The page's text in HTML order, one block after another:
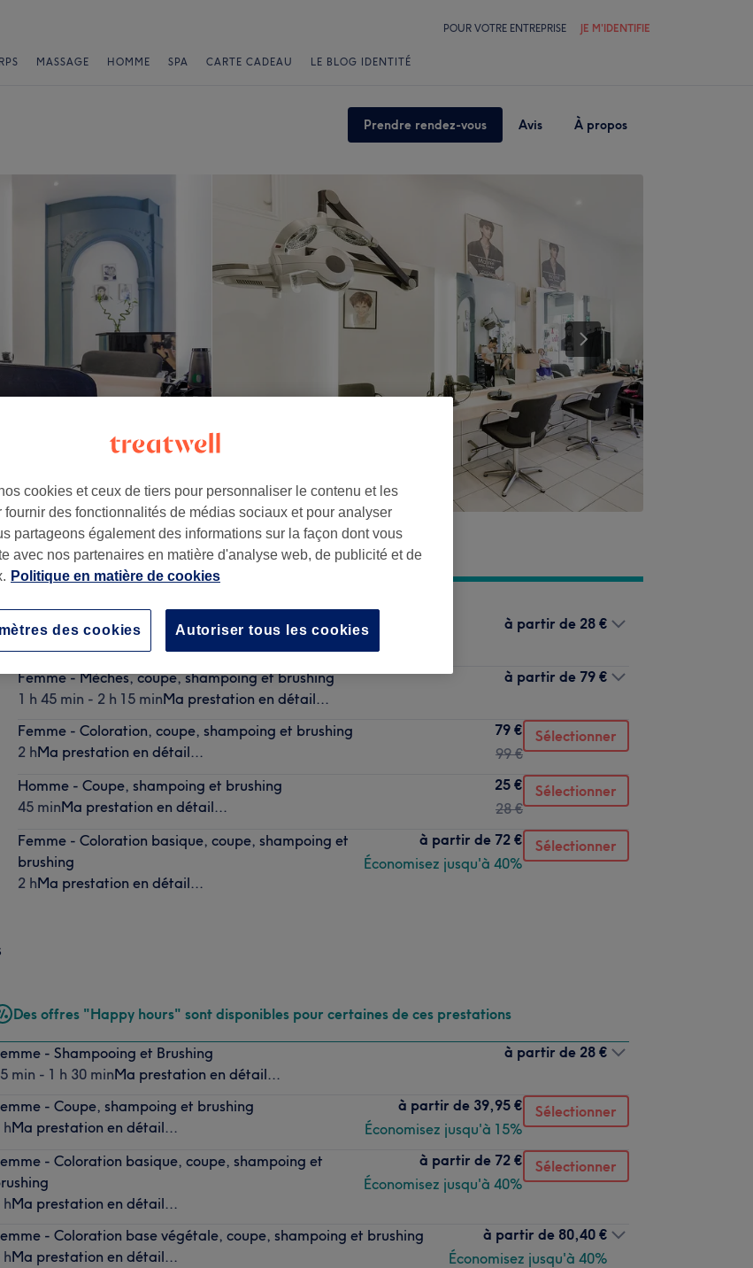
POUR VOTRE ENTREPRISE JE M'IDENTIFIE
MASSAGE HOMME SPA CARTE CADEAU LE BLOG IDENTITÉ
Prendre rendez-vous Avis À propos
Femme - Shampooing et Brushing
à partir de 28 €
Femme - Mèches, coupe, shampoing et brushing
1 h 45 min - 2 h 15 minMa prestation en détail...
à partir de 79 €
Femme - Coloration, coupe, shampoing et brushing
2 hMa prestation en détail...
79 €
99 €
Sélectionner
Homme - Coupe, shampoing et brushing
45 minMa prestation en détail...
25 €
28 €
Sélectionner
Femme - Coloration basique, coupe, shampoing et
brushing
2 hMa prestation en détail...
à partir de 72 €
Économisez jusqu'à 40%
Sélectionner
Des offres "Happy hours" sont disponibles pour certaines de ces prestations
- Shampooing et Brushing
min - 1 h 30 minMa prestation en détail...
à partir de 28 €
- Coupe, shampoing et brushing
hMa prestation en détail...
à partir de 39,95 €
Économisez jusqu'à 15%
Sélectionner
- Coloration basique, coupe, shampoing et
hMa prestation en détail...
à partir de 72 €
Économisez jusqu'à 40%
Sélectionner
- Coloration base végétale, coupe, shampoing et brushing
hMa prestation en détail...
à partir de 80,40 €
Économisez jusqu'à 40%
cookies et ceux de tiers pour personnaliser le contenu et les
fournir des fonctionnalités de médias sociaux et pour analyser
partageons également des informations sur la façon dont vous
avec nos partenaires en matière d'analyse web, de publicité et de
Politique en matière de cookies
Autoriser tous les cookies
des cookies